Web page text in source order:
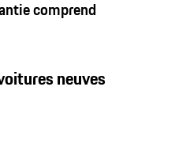
comprend
neuves